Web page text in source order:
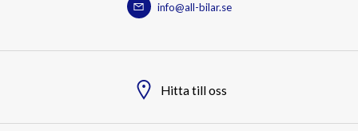
info@all-bilar.se
Hitta till oss